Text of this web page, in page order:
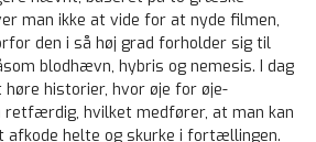
man ikke at vide for at nyde filmen,
den i så høj grad forholder sig til
blodhævn, hybris og nemesis. I dag
historier, hvor øje for øje-
hvilket medfører, at man kan
afkode helte og skurke i fortællingen.